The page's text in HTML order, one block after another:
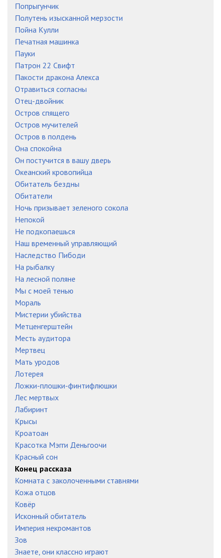
Попрыгунчик
Полутень изысканной мерзости
Пойна Кулли
Печатная машинка
Пауки
Патрон 22 Свифт
Пакости дракона Алекса
Отравиться согласны
Отец-двойник
Остров спящего
Остров мучителей
Остров в полдень
Она спокойна
Он постучится в вашу дверь
Океанский кровопийца
Обитатель бездны
Обитатели
Ночь призывает зеленого сокола
Непокой
Не подкопаешься
Наш временный управляющий
Наследство Пибоди
На рыбалку
На лесной поляне
Мы с моей тенью
Мораль
Мистерии убийства
Метценгерштейн
Месть аудитора
Мертвец
Мать уродов
Лотерея
Ложки-плошки-финтифлюшки
Лес мертвых
Лабиринт
Крысы
Кроатоан
Красотка Мэгги Деньгоочи
Красный сон
Конец рассказа
Комната с заколоченными ставнями
Кожа отцов
Ковёр
Исконный обитатель
Империя некромантов
Зов
Знаете, они классно играют